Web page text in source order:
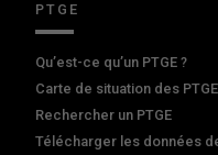
PTGE
Qu’est-ce qu’un PTGE ?
Carte de situation des PTGE
Rechercher un PTGE
Télécharger les données